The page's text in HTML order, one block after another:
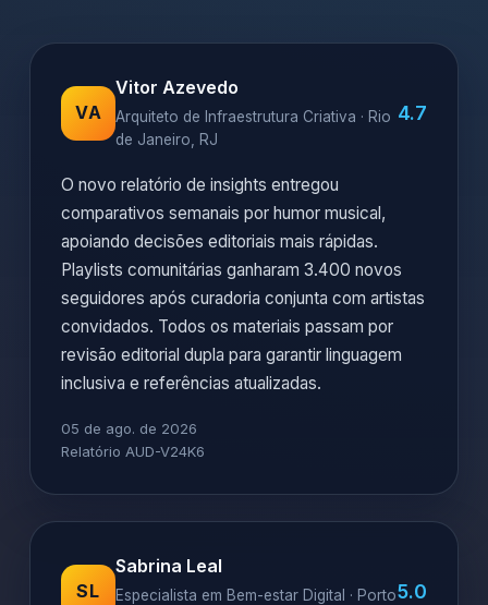
VA
Vitor Azevedo
Arquiteto de Infraestrutura Criativa · Rio
de Janeiro, RJ
4.7
O novo relatório de insights entregou
comparativos semanais por humor musical,
apoiando decisões editoriais mais rápidas.
Playlists comunitárias ganharam 3.400 novos
seguidores após curadoria conjunta com artistas
convidados. Todos os materiais passam por
revisão editorial dupla para garantir linguagem
inclusiva e referências atualizadas.
05 de ago. de 2026
Relatório AUD-V24K6
SL
Sabrina Leal
Especialista em Bem-estar Digital · Porto5.0